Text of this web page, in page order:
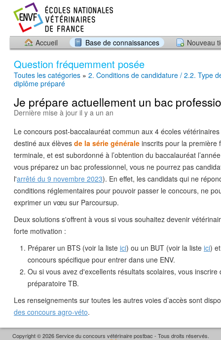
Accueil Base de connaissances Nouveau
Question fréquemment posée
Toutes les catégories » 2. Conditions de candidature / 2.2. Type
diplôme préparé
Je prépare actuellement un bac
Dernière mise à jour il y a un an
Le concours post-baccalauréat commun aux 4 écoles
destiné aux élèves de la série générale inscrits pour la première
terminale, et est subordonné à l’obtention du baccalauréat
vous préparez un bac professionnel, vous ne pourrez pas
l'arrêté du 9 novembre 2023). En effet, les candidats qui ne
conditions réglementaires pour pouvoir passer le concours, ne
exprimer un vœu sur Parcoursup.
Deux solutions s'offrent à vous si vous souhaitez devenir
forte motivation :
Préparer un BTS (voir la liste ici) ou un BUT (voir la liste ici)
concours spécifique pour entrer dans une ENV.
Ou si vous avez d'excellents résultats scolaires, vous inscrire
préparatoire TB.
Les renseignements sur toutes les autres voies d’accès sont
des concours agro-véto.
Copyright © 2026 Service du concours vétérinaire postbac - Tous droits réservés.